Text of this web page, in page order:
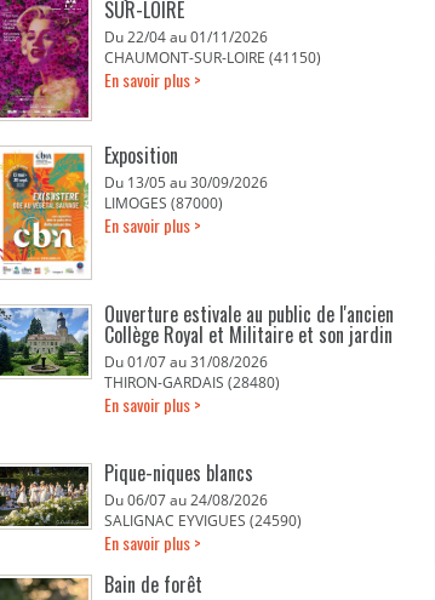
SUR-LOIRE
Du 22/04 au 01/11/2026
CHAUMONT-SUR-LOIRE (41150)
En savoir plus >
Exposition
Du 13/05 au 30/09/2026
LIMOGES (87000)
En savoir plus >
Ouverture estivale au public de l'ancien
Collège Royal et Militaire et son jardin
Du 01/07 au 31/08/2026
THIRON-GARDAIS (28480)
En savoir plus >
Pique-niques blancs
Du 06/07 au 24/08/2026
SALIGNAC EYVIGUES (24590)
En savoir plus >
Bain de forêt